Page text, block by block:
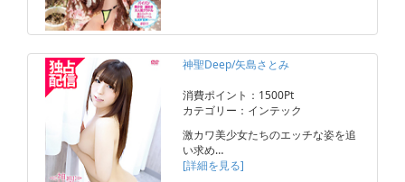
神聖Deep/矢島さとみ
消費ポイント：1500Pt
カテゴリー：インテック
激カワ美少女たちのエッチな姿を追
い求め…
[詳細を見る]